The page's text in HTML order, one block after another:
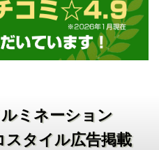
ミネーション
タイル広告掲載